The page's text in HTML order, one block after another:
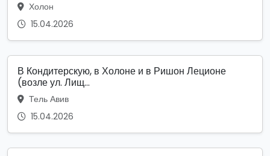
Холон
15.04.2026
В Кондитерскую, в Холоне и в Ришон Леционе
(возле ул. Лищ...
Тель Авив
15.04.2026